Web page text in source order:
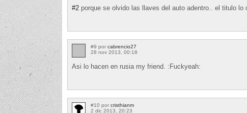
#2 porque se olvido las llaves del auto adentro.. el titulo lo
#9 por cabrencio27
28 nov 2013, 00:18
Asi lo hacen en rusia my friend. :Fuckyeah:
#10 por cristhianm
2 dic 2013, 20:23